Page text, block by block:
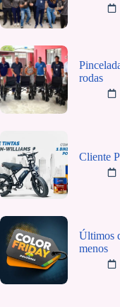
rodas
Cliente
Últimos
menos